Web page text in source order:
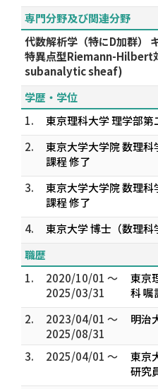
専門分野及び関連分野
代数解析学（特にD加群）
特異点型Riemann-Hilbert
subanalytic sheaf)
学歴・学位
1.
東京理科大学 理学部第
2.
東京大学大学院 数理
課程 修了
3.
東京大学大学院 数理
課程 修了
4.
東京大学 博士（数理科
職歴
1.
2020/10/01 ～
2025/03/31
東京
科 嘱
2.
2023/04/01 ～
2025/08/31
明治
3. 2025/04/01 ～
東京
研究